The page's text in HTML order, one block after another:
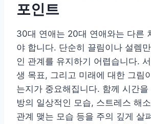
포인트
30대 연애는 20대 연애와는 다른
야 합니다. 단순히 끌림이나 설렘
인 관계를 유지하기 어렵습니다.
생 목표, 그리고 미래에 대한 그림
는지가 중요해집니다. 함께 시간을
방의 일상적인 모습, 스트레스 해
관계 맺는 모습 등을 주의 깊게 살